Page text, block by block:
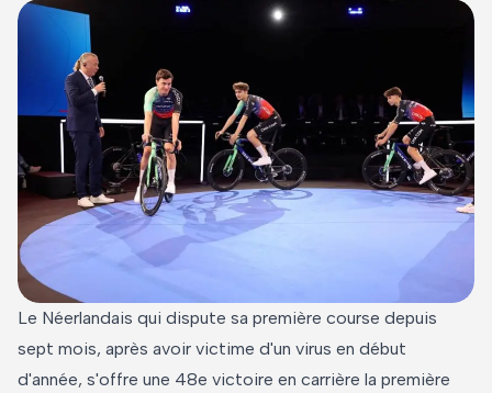
Le Néerlandais qui dispute sa première course depuis
sept mois, après avoir victime d'un virus en début
d'année, s'offre une 48e victoire en carrière la première